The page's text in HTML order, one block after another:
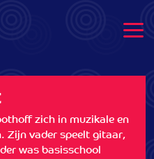
zich in muzikale en
Zijn vader speelt gitaar,
was basisschool